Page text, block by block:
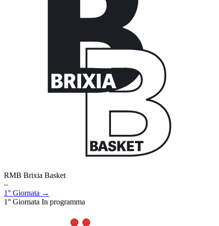
RMB Brixia Basket
–
1° Giornata →
1° Giornata In programma